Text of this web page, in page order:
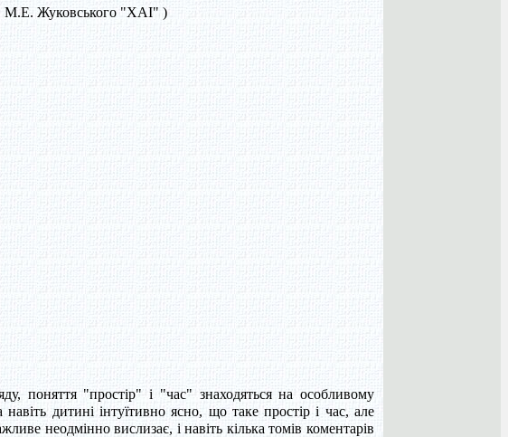
М.Е. Жуковського "ХАІ" )
поняття "простір" і "час" знаходяться на особливому
дитині інтуїтивно ясно, що таке простір і час, але
неодмінно вислизає, і навіть кілька томів коментарів